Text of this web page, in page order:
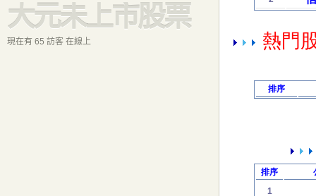
大元未上市股票
現在有 65 訪客 在線上